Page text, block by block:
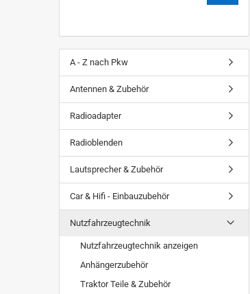
A - Z nach Pkw
Antennen & Zubehör
Radioadapter
Radioblenden
Lautsprecher & Zubehör
Car & Hifi - Einbauzubehör
Nutzfahrzeugtechnik
Nutzfahrzeugtechnik anzeigen
Anhängerzubehör
Traktor Teile & Zubehör